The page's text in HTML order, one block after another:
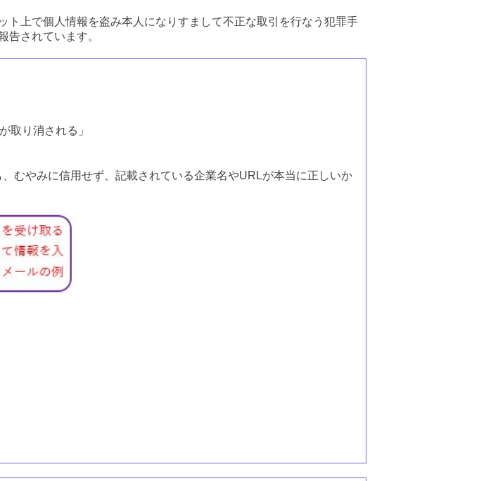
上で個人情報を盗み本人になりすまして不正な取引を行なう犯罪手
告されています。
取り消される」
むやみに信用せず、記載されている企業名やURLが本当に正しいか